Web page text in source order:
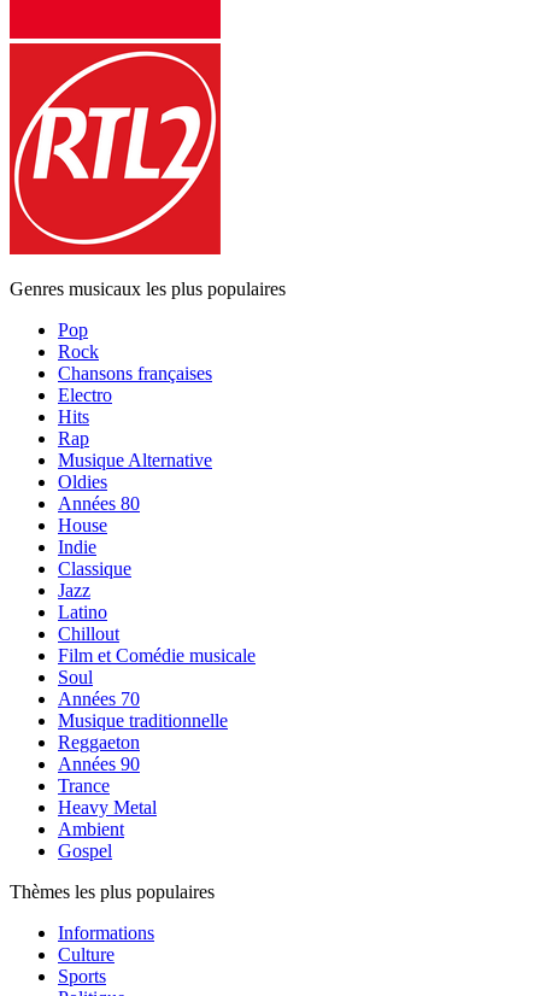
Genres musicaux les plus populaires
Pop
Rock
Chansons françaises
Electro
Hits
Rap
Musique Alternative
Oldies
Années 80
House
Indie
Classique
Jazz
Latino
Chillout
Film et Comédie musicale
Soul
Années 70
Musique traditionnelle
Reggaeton
Années 90
Trance
Heavy Metal
Ambient
Gospel
Thèmes les plus populaires
Informations
Culture
Sports